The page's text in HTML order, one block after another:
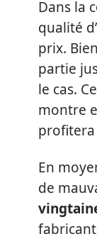
Dans la
qualité
prix.
partie
le cas.
montre
profitera
En
de